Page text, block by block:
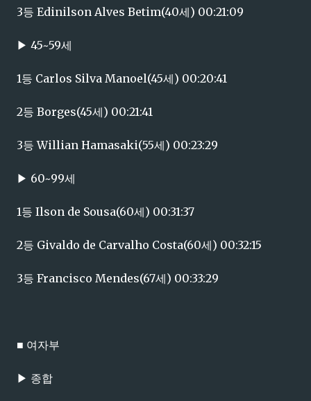
3등 Edinilson Alves Betim(40세) 00:21:09
▶ 45~59세
1등 Carlos Silva Manoel(45세) 00:20:41
2등 Borges(45세) 00:21:41
3등 Willian Hamasaki(55세) 00:23:29
▶ 60~99세
1등 Ilson de Sousa(60세) 00:31:37
2등 Givaldo de Carvalho Costa(60세) 00:32:15
3등 Francisco Mendes(67세) 00:33:29
■ 여자부
▶ 종합